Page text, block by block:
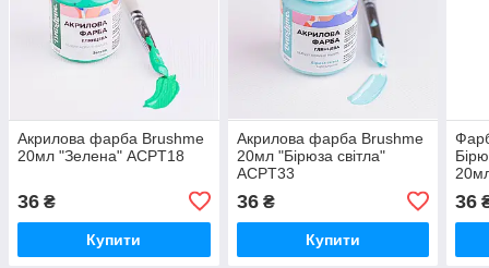
Акрилова фарба Brushme
20мл "Зелена" ACPT18
36 ₴
Купити
Акрилова фарба Brushme
20мл "Бірюза світла"
ACPT33
36₴
Купити
36